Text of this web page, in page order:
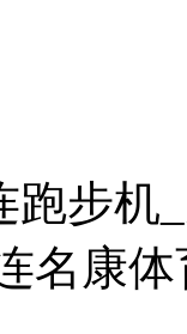
跑步机
名康